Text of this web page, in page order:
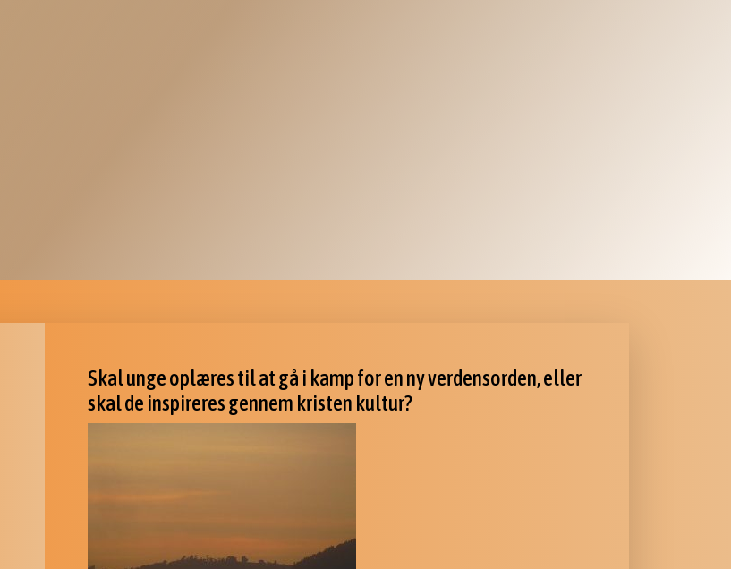
Skal unge oplæres til at gå i kamp for en ny verdensorden, eller
skal de inspireres gennem kristen kultur?